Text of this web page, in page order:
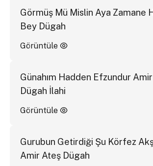
Görmüş Mü Mislin Aya Zamane
Bey Dügah
Görüntüle
Günahım Hadden Efzundur
Dügah İlahi
Görüntüle
Gurubun Getirdiği Şu Körfez
Amir Ateş Dügah